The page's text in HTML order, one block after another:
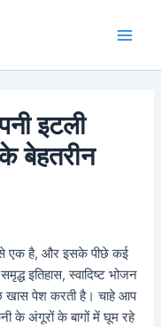
इटली
बेहतरीन
से एक है, और इसके पीछे कई
इतिहास, स्वादिष्ट भोजन
पेश करती है। चाहे आप
के अंगूरों के बागों में घूम रहे